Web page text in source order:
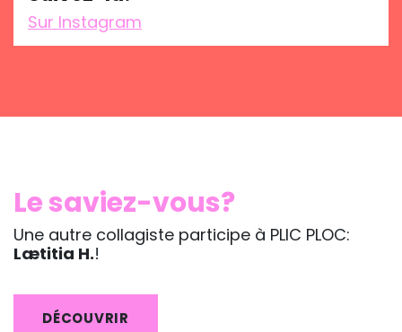
Sur Instagram
Le saviez-vous?
Une autre collagiste participe à PLIC PLOC:
Lætitia H.!
DÉCOUVRIR